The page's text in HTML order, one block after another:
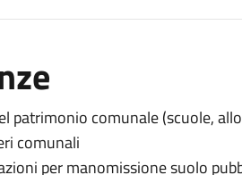
patrimonio comunale (scuole,
comunali
per manomissione suolo